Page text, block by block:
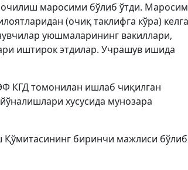
очилиш маросими бўлиб ўтди. Маросим
(очиқ таклифга кўра)
уюшмаларининг вакиллари,
иштирок этдилар. Учрашув ишида
КГД томонилан ишлаб чиқилган
хусусида мунозара
биринчи мажлиси бўлиб